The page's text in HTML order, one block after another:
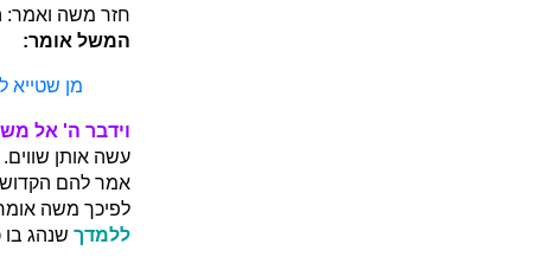
חזר משה ואמר:
המשל אומר:
מן שטייא
וידבר ה' אל
עשה אותן שווים.
אמר להם הקדוש
לפיכך משה
ללמדך שנהג בו